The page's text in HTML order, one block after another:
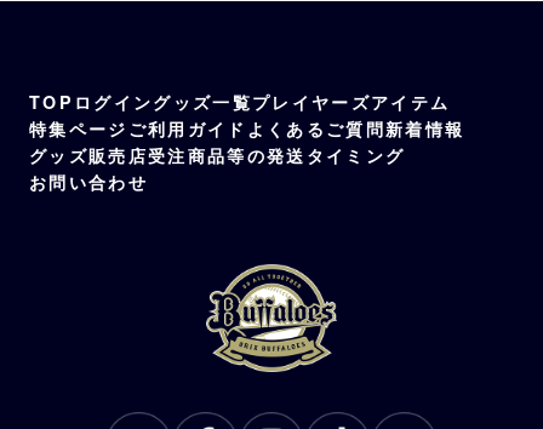
TOP ログイングッズ一覧プレイヤーズアイテム
特集ページ ご利用ガイド よくあるご質問新着情報
グッズ販売店受注商品等の発送タイミング
お問い合わせ